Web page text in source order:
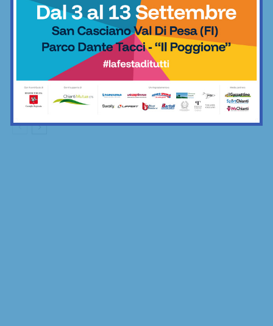
Un nuovo portiere (in quota) per il San
Donato Tavarnelle: ecco Savi Kurtulaj
Calcio
La Libertas Barberino Tavarnelle cerca
gol… nel suo territorio: con Diego
Corsini